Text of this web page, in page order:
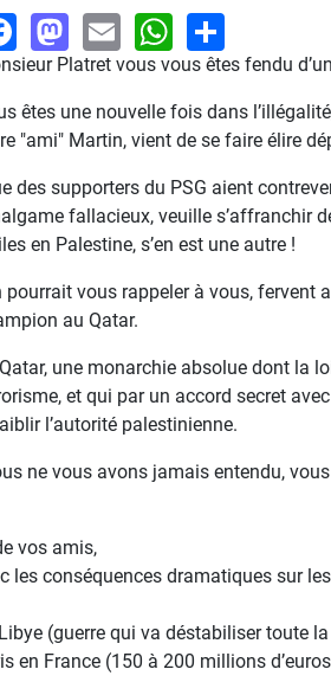
Facebook
Mastodon
EmailWhatsApp
Platret vous vous êtes fendu
êtes une nouvelle fois dans
"ami" Martin, vient de se faire élire
des supporters du PSG aient
fallacieux, veuille s’affranchir
en Palestine, s’en est une autre !
pourrait vous rappeler à vous, fervent
au Qatar.
une monarchie absolue dont la
et qui par un accord secret
l’autorité palestinienne.
ne vous avons jamais entendu,
vos amis,
conséquences dramatiques sur
(guerre qui va déstabiliser toute
en France (150 à 200 millions